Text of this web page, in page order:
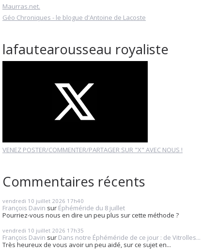
Maurras.net.
Géo Chroniques - le blogue d'Antoine de Lacoste
lafautearousseau royaliste
VENEZ POSTER/COMMENTER/PARTAGER SUR "X" AVEC NOUS !
Commentaires récents
vendredi 10 juillet 2026 17h40
François Davin sur Éphéméride du 8 juillet
Pourriez-vous nous en dire un peu plus sur cette méthode ?
vendredi 10 juillet 2026 17h35
François Davin sur Dans notre Éphéméride de ce jour : de Vitrolles...
Très heureux de vous avoir un peu aidé, sur ce sujet en...